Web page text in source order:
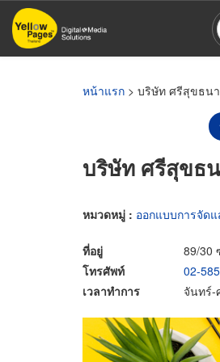
ข้าม
ไป
หน้าแรก > บริษัท ศรีสุขธน
บริษัท ศรีสุขธ
หมวดหมู่ : ออกแบบการจัด
ที่อยู่
89/30
โทรศัพท์
02-
เวลาทำการ
จันทร์-